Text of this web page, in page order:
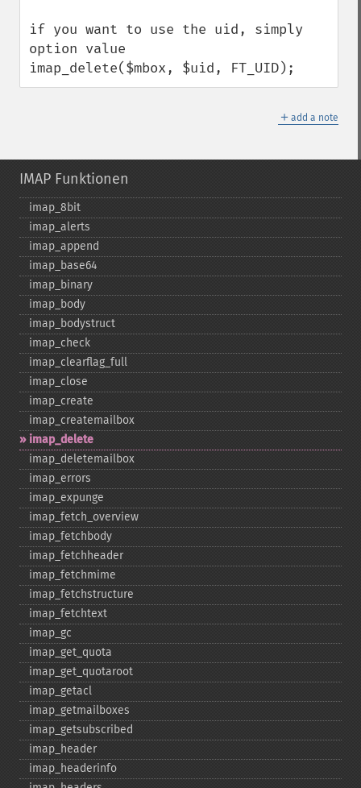
if you want to use the uid, simply
option value
imap_delete($mbox, $uid, FT_UID);
＋ add a note
IMAP Funktionen
imap_​8bit
imap_​alerts
imap_​append
imap_​base64
imap_​binary
imap_​body
imap_​bodystruct
imap_​check
imap_​clearflag_​full
imap_​close
imap_​create
imap_​createmailbox
imap_​delete
imap_​deletemailbox
imap_​errors
imap_​expunge
imap_​fetch_​overview
imap_​fetchbody
imap_​fetchheader
imap_​fetchmime
imap_​fetchstructure
imap_​fetchtext
imap_​gc
imap_​get_​quota
imap_​get_​quotaroot
imap_​getacl
imap_​getmailboxes
imap_​getsubscribed
imap_​header
imap_​headerinfo